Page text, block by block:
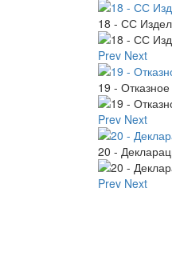
18 - СС
Prev Next
19 -
Prev Next
20 -
Prev Next